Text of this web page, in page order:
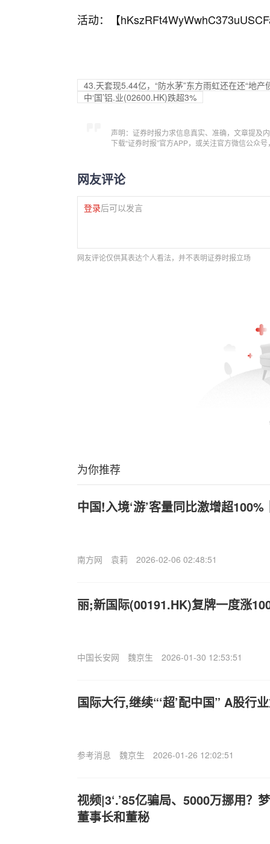
活动：【
43.天套现5.44亿，“防水茅”东方雨虹还在还“地产
中‘国’铝.业(02600.HK)跌超3%
声明：证券时报力求信息真实、准确，文章提及
下载“证券时报”官方APP，或关注官方微信公众
网友评论
登录后可以发言
网友评论仅供其表达个人看法，并不表明证券时报立场
为你推荐
中国!入境‘游’客量同比激增超
南方网 袁莉 2026-02-06 02:48:51
丽;新国际(00191.HK)复牌一度涨
中国长安网 魏京生 2026-01-30 12:53:51
国际大行,继续“‘超’配中国” A股行
参考消息 魏京生 2026-01-26 12:02:51
视频|3‘.’85亿骗局、5000万挪用？
董事长和董秘